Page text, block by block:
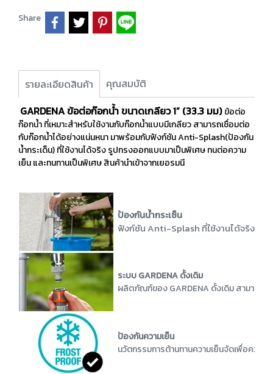
Share
รายละเอียดสินค้า
คุณสมบัติ
GARDENA ข้อต่อก๊อกน้ำ ขนาดเกลียว 1” (33.3 มม)ข้อต่อ
ก๊อกน้ำ ที่เหมาะสำหรับใช้งานกับก๊อกน้ำแบบมีเกลียว สามารถเชื่อมต่อ
กับก๊อกน้ำได้อย่างแน่นหนา มาพร้อมกับฟังก์ชัน Anti-Splash(ป้องกัน
น้ำกระเด็น) ที่ใช้งานได้จริง รูปทรงออกแบบมาเป็นพิเศษ ทนต่อความ
เย็น และทนทานเป็นพิเศษ สินค้านำเข้าจากเยอรมนี
ป้องกันน้ำกระเซ็น
ฟังก์ชัน Anti-Splash ที่ใช้งานได้จริงรับป
ระบบ GARDENA ดั้งเดิม
ผลิตภัณฑ์ของ GARDENA ดั้งเดิม สามารถ
ป้องกันความเย็น
นวัตกรรมการต้านทานความเย็นจัดเพื่อความ